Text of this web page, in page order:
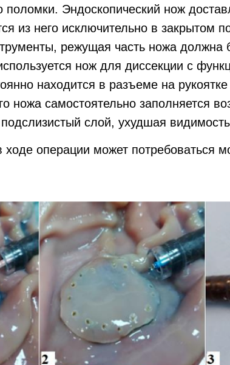
поломки. Эндоскопический нож
из него исключительно в закрытом
режущая часть ножа должна
нож для диссекции с
находится в разъеме на
ножа самостоятельно заполняется
слой, ухудшая
ходе операции может потребоваться